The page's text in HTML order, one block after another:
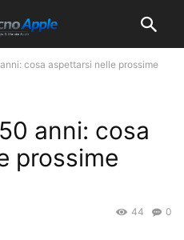
cosa aspettarsi nelle prossime
anni: cosa
prossime
0
44